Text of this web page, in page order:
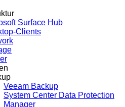
Surface Hub
Clients
Veeam Backup
System Center Data Protection
Manager